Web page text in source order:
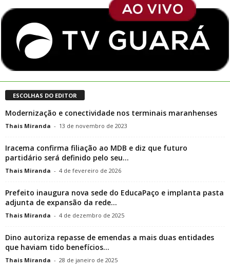
ESCOLHAS DO EDITOR
Modernização e conectividade nos terminais maranhenses
Thais Miranda - 13 de novembro de 2023
Iracema confirma filiação ao MDB e diz que futuro
partidário será definido pelo seu...
Thais Miranda - 4 de fevereiro de 2026
Prefeito inaugura nova sede do EducaPaço e implanta pasta
adjunta de expansão da rede...
Thais Miranda - 4 de dezembro de 2025
Dino autoriza repasse de emendas a mais duas entidades
que haviam tido benefícios...
Thais Miranda - 28 de janeiro de 2025